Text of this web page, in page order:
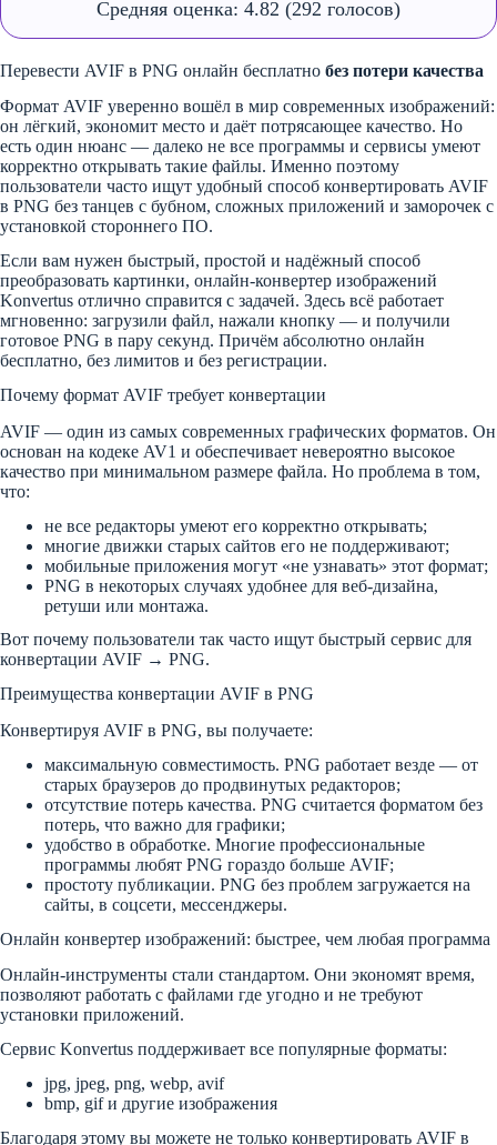
Средняя оценка: 4.82 (292 голосов)
Перевести AVIF в PNG онлайн бесплатно без потери качества
Формат AVIF уверенно вошёл в мир современных изображений:
он лёгкий, экономит место и даёт потрясающее качество. Но
есть один нюанс — далеко не все программы и сервисы умеют
корректно открывать такие файлы. Именно поэтому
пользователи часто ищут удобный способ конвертировать AVIF
в PNG без танцев с бубном, сложных приложений и заморочек с
установкой стороннего ПО.
Если вам нужен быстрый, простой и надёжный способ
преобразовать картинки, онлайн-конвертер изображений
Konvertus отлично справится с задачей. Здесь всё работает
мгновенно: загрузили файл, нажали кнопку — и получили
готовое PNG в пару секунд. Причём абсолютно онлайн
бесплатно, без лимитов и без регистрации.
Почему формат AVIF требует конвертации
AVIF — один из самых современных графических форматов. Он
основан на кодеке AV1 и обеспечивает невероятно высокое
качество при минимальном размере файла. Но проблема в том,
что:
не все редакторы умеют его корректно открывать;
многие движки старых сайтов его не поддерживают;
мобильные приложения могут «не узнавать» этот формат;
PNG в некоторых случаях удобнее для веб-дизайна,
ретуши или монтажа.
Вот почему пользователи так часто ищут быстрый сервис для
конвертации AVIF → PNG.
Преимущества конвертации AVIF в PNG
Конвертируя AVIF в PNG, вы получаете:
максимальную совместимость. PNG работает везде — от
старых браузеров до продвинутых редакторов;
отсутствие потерь качества. PNG считается форматом без
потерь, что важно для графики;
удобство в обработке. Многие профессиональные
программы любят PNG гораздо больше AVIF;
простоту публикации. PNG без проблем загружается на
сайты, в соцсети, мессенджеры.
Онлайн конвертер изображений: быстрее, чем любая программа
Онлайн-инструменты стали стандартом. Они экономят время,
позволяют работать с файлами где угодно и не требуют
установки приложений.
Сервис Konvertus поддерживает все популярные форматы:
jpg, jpeg, png, webp, avif
bmp, gif и другие изображения
Благодаря этому вы можете не только конвертировать AVIF в